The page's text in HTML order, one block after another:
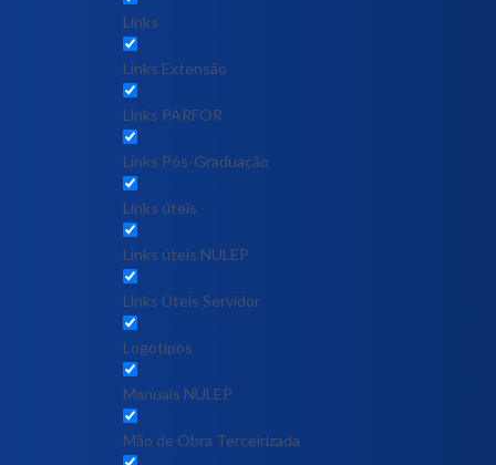
Links
Links Extensão
Links PARFOR
Links Pós-Graduação
Links úteis
Links úteis NULEP
Links Úteis Servidor
Logotipos
Manuais NULEP
Mão de Obra Terceirizada